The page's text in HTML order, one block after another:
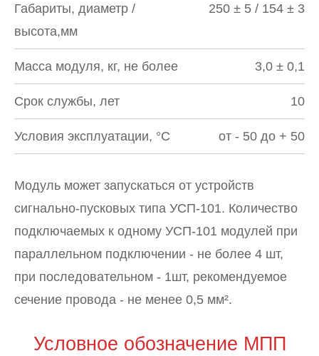
Габариты, диаметр /
высота,мм
250 ± 5 / 154 ± 3
Масса модуля, кг, не более 3,0 ± 0,1
Срок службы, лет 10
Условия эксплуатации, °С от - 50 до + 50
Модуль может запускаться от устройств
сигнально-пусковых типа УСП-101. Количество
подключаемых к одному УСП-101 модулей при
параллельном подключении - не более 4 шт,
при последовательном - 1шт, рекомендуемое
сечение провода - не менее 0,5 мм².
Условное обозначение МПП